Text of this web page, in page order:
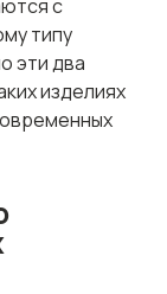
с
типу
эти два
изделиях